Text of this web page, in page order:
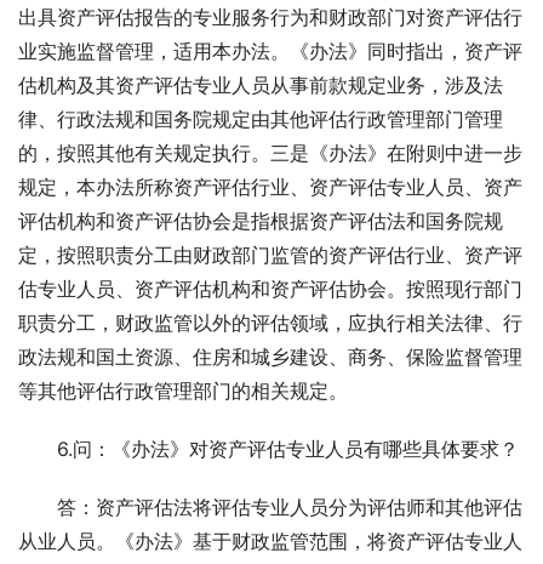
出具资产评估报告的专业服务行为和财政部门对资产评估行
业实施监督管理，适用本办法。《办法》同时指出，资产评
估机构及其资产评估专业人员从事前款规定业务，涉及法
律、行政法规和国务院规定由其他评估行政管理部门管理
的，按照其他有关规定执行。三是《办法》在附则中进一步
规定，本办法所称资产评估行业、资产评估专业人员、资产
评估机构和资产评估协会是指根据资产评估法和国务院规
定，按照职责分工由财政部门监管的资产评估行业、资产评
估专业人员、资产评估机构和资产评估协会。按照现行部门
职责分工，财政监管以外的评估领域，应执行相关法律、行
政法规和国土资源、住房和城乡建设、商务、保险监督管理
等其他评估行政管理部门的相关规定。
6.问：《办法》对资产评估专业人员有哪些具体要求？
答：资产评估法将评估专业人员分为评估师和其他评估
从业人员。《办法》基于财政监管范围，将资产评估专业人